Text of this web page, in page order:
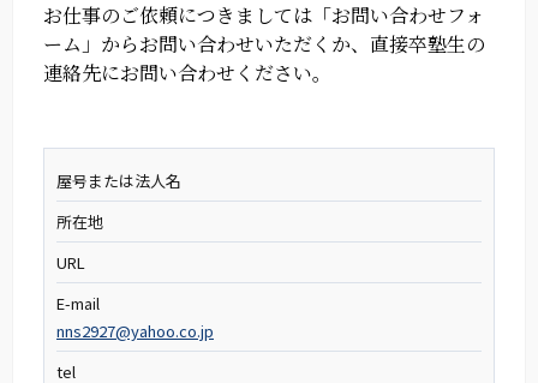
お仕事のご依頼につきましては「お問い合わせフォ
ーム」からお問い合わせいただくか、 直接卒塾生の
連絡先にお問い合わせください。
屋号または法人名
所在地
URL
E-mail
nns2927@yahoo.co.jp
tel